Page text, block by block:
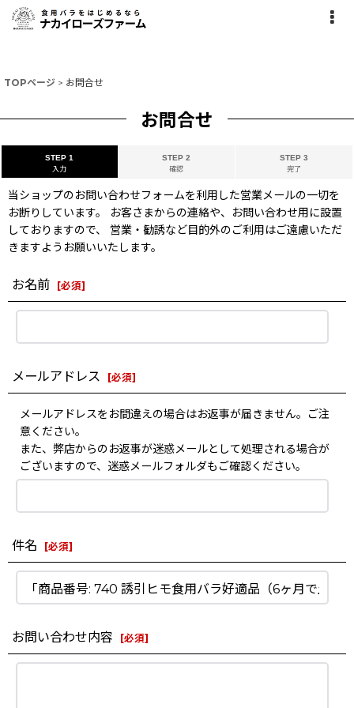
TOPページ > お問合せ
お問合せ
STEP 1
入力
STEP 2
確認
STEP 3
完了
当ショップのお問い合わせフォームを利用した営業メールの一切を
お断りしています。 お客さまからの連絡や、お問い合わせ用に設置
しておりますので、 営業・勧誘など目的外のご利用はご遠慮いただ
きますようお願いいたします。
お名前 [必須]
メールアドレス [必須]
メールアドレスをお間違えの場合はお返事が届きません。ご注
意ください。
また、弊店からのお返事が迷惑メールとして処理される場合が
ございますので、迷惑メールフォルダもご確認ください。
件名 [必須]
お問い合わせ内容 [必須]